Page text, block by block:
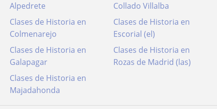
Alpedrete
Collado Villalba
Clases de Historia en
Colmenarejo
Clases de Historia en
Escorial (el)
Clases de Historia en
Galapagar
Clases de Historia en
Rozas de Madrid (las)
Clases de Historia en
Majadahonda